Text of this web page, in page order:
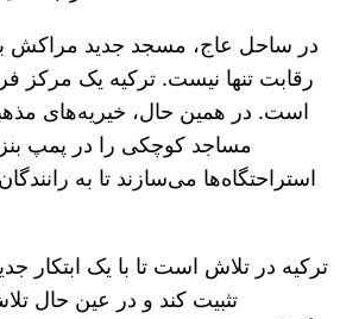
در ساحل عاج، مسجد جدید مراکش
رقابت تنها نیست. ترکیه یک مرکز
است. در همین حال، خیریه‌های
مساجد کوچکی را در پمپ
استراحتگاه‌ها می‌سازند تا به
ترکیه در تلاش است تا با یک ابتکار
تثبیت کند و در عین حال